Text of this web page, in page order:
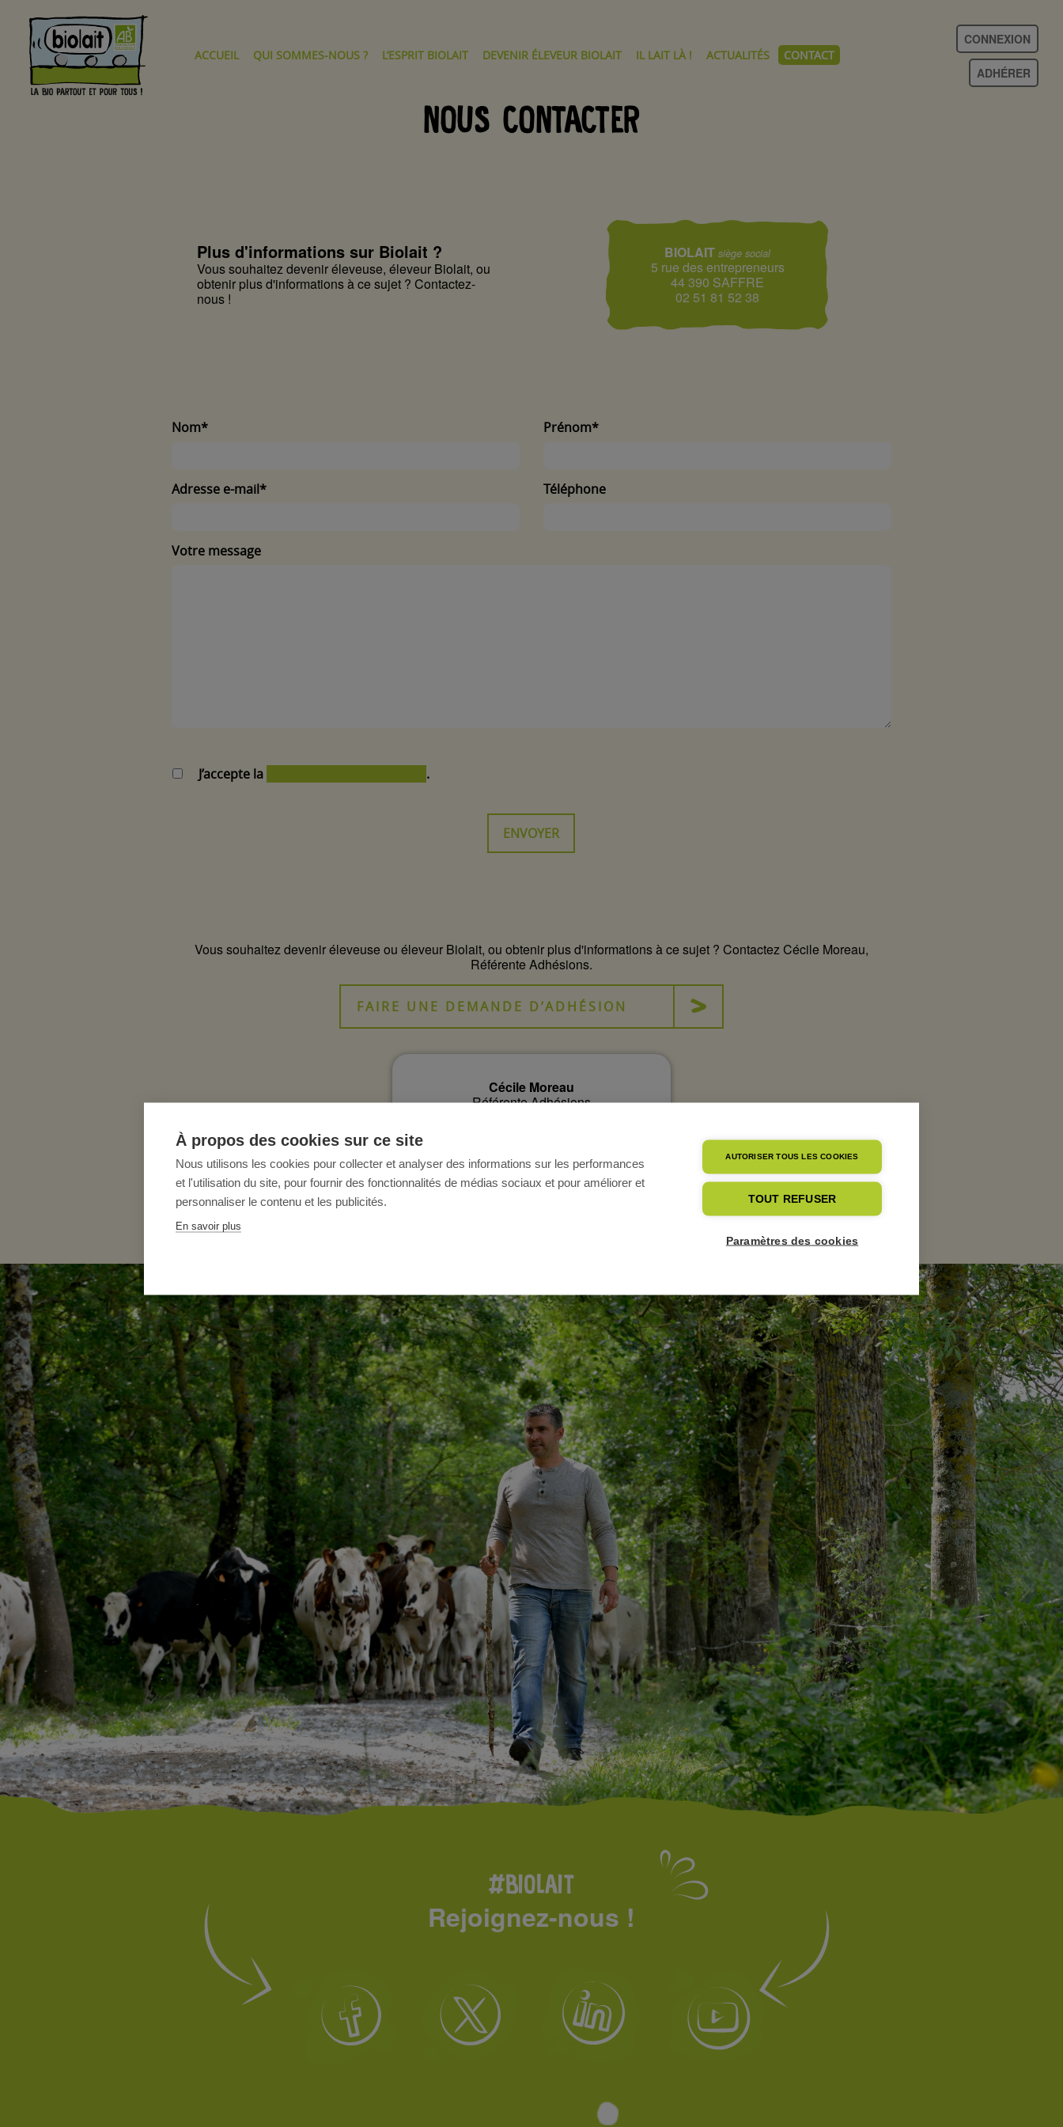
À propos des cookies sur ce site
Nous utilisons les cookies pour collecter et analyser des informations sur les performances
et l'utilisation du site, pour fournir des fonctionnalités de médias sociaux et pour améliorer et
personnaliser le contenu et les publicités.
En savoir plus
AUTORISER TOUS LES COOKIES
TOUT REFUSER
Paramètres des cookies
ACCUEIL QUI SOMMES-NOUS ? L’ESPRIT BIOLAIT DEVENIR ÉLEVEUR BIOLAIT IL LAIT LÀ ! ACTUALITÉS CONTACT
CONNEXION
ADHÉRER
NOUS CONTACTER
Plus d'informations sur Biolait ?
Vous souhaitez devenir éleveuse, éleveur Biolait, ou
obtenir plus d'informations à ce sujet ? Contactez-
nous !
BIOLAIT siège social
5 rue des entrepreneurs
44 390 SAFFRE
02 51 81 52 38
Nom* Prénom*
Adresse e-mail* Téléphone
Votre message
J’accepte la .
Vous souhaitez devenir éleveuse ou éleveur Biolait, ou obtenir plus d'informations à ce sujet ? Contactez Cécile Moreau,
Référente Adhésions.
FAIRE UNE DEMANDE D’ADHÉSION
Cécile Moreau
Référente Adhésions
#BIOLAIT
Rejoignez-nous !